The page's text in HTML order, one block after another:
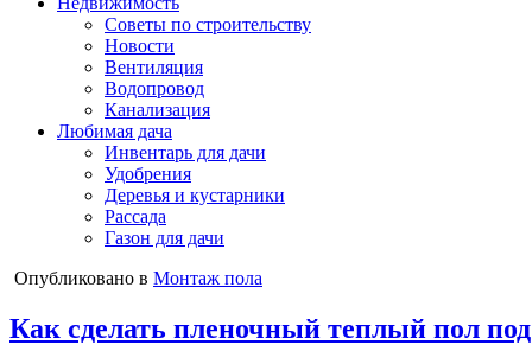
Советы по строительству
Новости
Вентиляция
Водопровод
Канализация
Любимая дача
Инвентарь для дачи
Удобрения
Деревья и кустарники
Рассада
Газон для дачи
Опубликовано в Монтаж пола
Как сделать пленочный теплый пол